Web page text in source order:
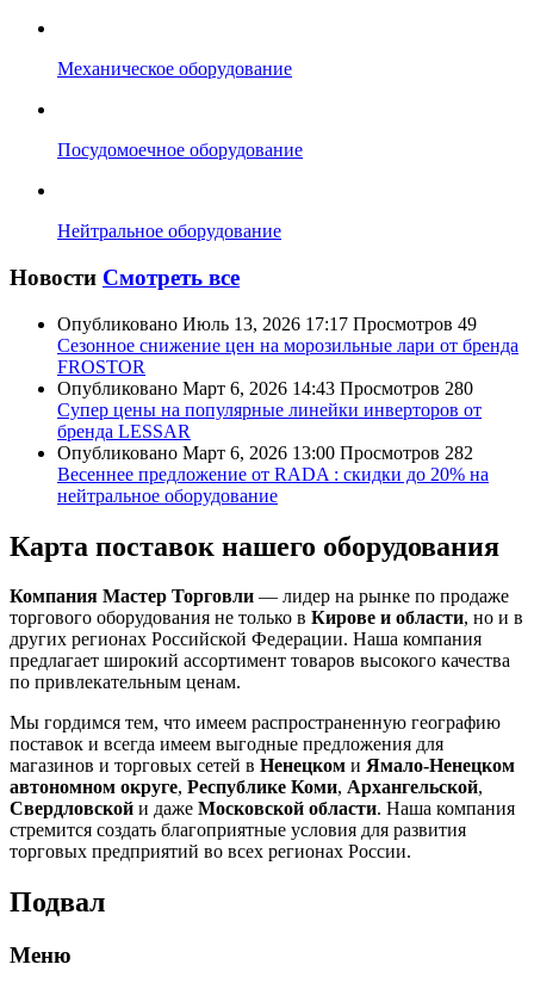
Механическое оборудование
Посудомоечное оборудование
Нейтральное оборудование
Новости Смотреть все
Опубликовано Июль 13, 2026 17:17 Просмотров 49
Сезонное снижение цен на морозильные лари от бренда
FROSTOR
Опубликовано Март 6, 2026 14:43 Просмотров 280
Супер цены на популярные линейки инверторов от
бренда LESSAR
Опубликовано Март 6, 2026 13:00 Просмотров 282
Весеннее предложение от RADA : скидки до 20% на
нейтральное оборудование
Карта поставок нашего оборудования
Компания Мастер Торговли — лидер на рынке по продаже
торгового оборудования не только в Кирове и области, но и в
других регионах Российской Федерации. Наша компания
предлагает широкий ассортимент товаров высокого качества
по привлекательным ценам.
Мы гордимся тем, что имеем распространенную географию
поставок и всегда имеем выгодные предложения для
магазинов и торговых сетей в Ненецком и Ямало-Ненецком
автономном округе, Республике Коми, Архангельской,
Свердловской и даже Московской области. Наша компания
стремится создать благоприятные условия для развития
торговых предприятий во всех регионах России.
Подвал
Меню